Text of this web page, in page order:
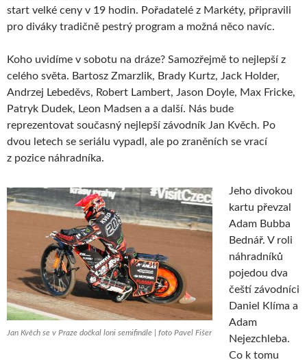
start velké ceny v 19 hodin. Pořadatelé z Markéty, připravili
pro diváky tradičně pestrý program a možná něco navíc.
Koho uvidíme v sobotu na dráze? Samozřejmě to nejlepší z
celého světa. Bartosz Zmarzlik, Brady Kurtz, Jack Holder,
Andrzej Lebeděvs, Robert Lambert, Jason Doyle, Max Fricke,
Patryk Dudek, Leon Madsen a a další. Nás bude
reprezentovat současný nejlepší závodník Jan Kvěch. Po
dvou letech se seriálu vypadl, ale po zraněních se vrací
z pozice náhradníka.
Jan Kvěch se v Praze dočkal loni semifinále | foto Pavel Fišer
Jeho divokou
kartu převzal
Adam Bubba
Bednář. V roli
náhradníků
pojedou dva
čeští závodníci
Daniel Klíma a
Adam
Nejezchleba.
Co k tomu